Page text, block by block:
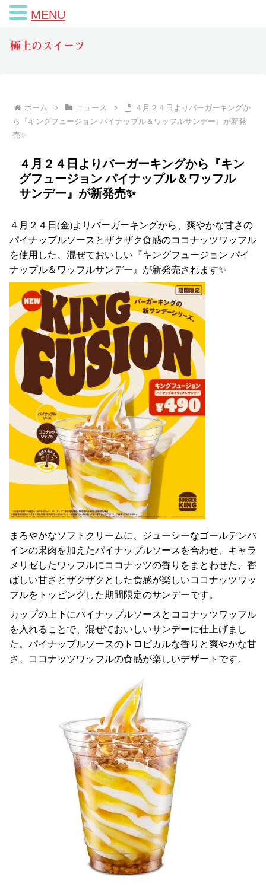
極上のスイーツ
ホーム ニュース
４月２４日よりバーガーキングか
ら『キングフュージョン パイナップル＆ワッフルサンデー』が新発
売✨
４月２４日よりバーガーキングから『キン
グフュージョン パイナップル＆ワッフル
サンデー』が新発売✨
４月２４日(金)よりバーガーキングから、爽やかな甘さの
パイナップルソースとザクザク食感のココナッツワッフル
を使用した、混ぜておいしい『キングフュージョン パイ
ナップル＆ワッフルサンデー』が新発売されます✨
まろやかなソフトクリームに、ジューシーなゴールデンパ
インの果肉を加えたパイナップルソースを合わせ、キャラ
メリゼしたワッフルにココナッツの香りをまとわせた、香
ばしい甘さとザクザクとした食感が楽しいココナッツワッ
フルをトッピングした期間限定のサンデーです。
カップの上下にパイナップルソースとココナッツワッフル
を入れることで、混ぜておいしいサンデーに仕上げまし
た。パイナップルソースのトロピカルな香りと爽やかな甘
さ、ココナッツワッフルの食感が楽しいデザートです。
MENU